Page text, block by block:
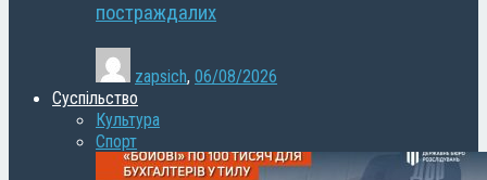
постраждалих
zapsich, 06/08/2026
Суспільство
Культура
Спорт